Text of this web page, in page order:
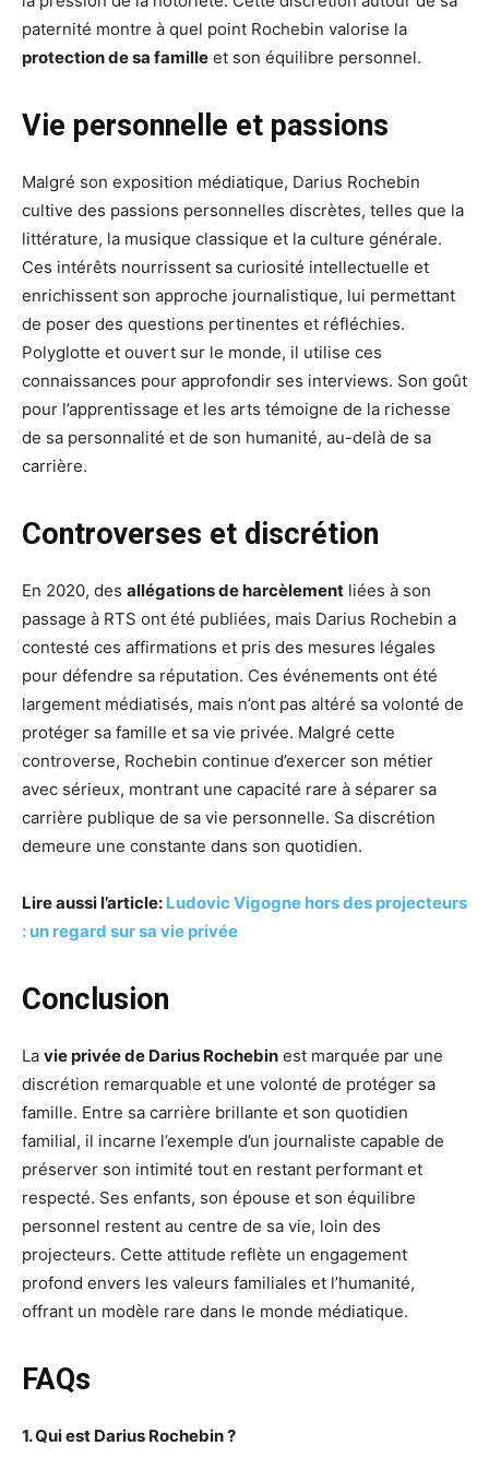
paternité montre à quel point Rochebin valorise la
protection de sa famille et son équilibre personnel.
Vie personnelle et passions
Malgré son exposition médiatique, Darius Rochebin
cultive des passions personnelles discrètes, telles que la
littérature, la musique classique et la culture générale.
Ces intérêts nourrissent sa curiosité intellectuelle et
enrichissent son approche journalistique, lui permettant
de poser des questions pertinentes et réfléchies.
Polyglotte et ouvert sur le monde, il utilise ces
connaissances pour approfondir ses interviews. Son goût
pour l’apprentissage et les arts témoigne de la richesse
de sa personnalité et de son humanité, au-delà de sa
carrière.
Controverses et discrétion
En 2020, des allégations de harcèlement liées à son
passage à RTS ont été publiées, mais Darius Rochebin a
contesté ces affirmations et pris des mesures légales
pour défendre sa réputation. Ces événements ont été
largement médiatisés, mais n’ont pas altéré sa volonté de
protéger sa famille et sa vie privée. Malgré cette
controverse, Rochebin continue d’exercer son métier
avec sérieux, montrant une capacité rare à séparer sa
carrière publique de sa vie personnelle. Sa discrétion
demeure une constante dans son quotidien.
Lire aussi l’article: Ludovic Vigogne hors des projecteurs
: un regard sur sa vie privée
Conclusion
La vie privée de Darius Rochebin est marquée par une
discrétion remarquable et une volonté de protéger sa
famille. Entre sa carrière brillante et son quotidien
familial, il incarne l’exemple d’un journaliste capable de
préserver son intimité tout en restant performant et
respecté. Ses enfants, son épouse et son équilibre
personnel restent au centre de sa vie, loin des
projecteurs. Cette attitude reflète un engagement
profond envers les valeurs familiales et l’humanité,
offrant un modèle rare dans le monde médiatique.
FAQs
1. Qui est Darius Rochebin ?